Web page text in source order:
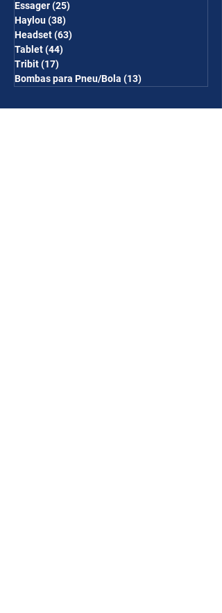
Essager(25)
Haylou(38)
Headset(63)
Tablet(44)
Tribit(17)
Bombas para Pneu/Bola (13)